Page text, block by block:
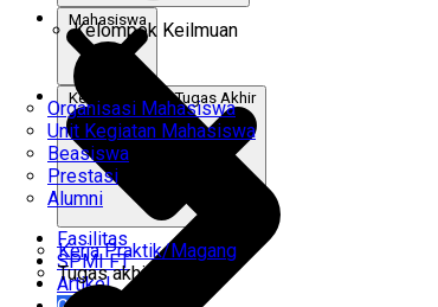
Kelompok Keilmuan
Mahasiswa
Organisasi Mahasiswa
Unit Kegiatan Mahasiswa
Beasiswa
Prestasi
Alumni
Kerja Praktik & Tugas Akhir
Kerja Praktik/Magang
Tugas akhir
Fasilitas
SPMI FT
Artikel